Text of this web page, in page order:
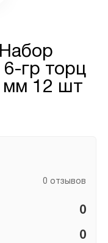
Набор
6-гр торц
мм 12 шт
0 отзывов
0
0